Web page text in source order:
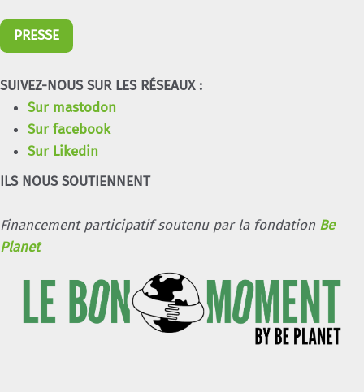
PRESSE
SUIVEZ-NOUS SUR LES RÉSEAUX :
Sur mastodon
Sur facebook
Sur Likedin
ILS NOUS SOUTIENNENT
Financement participatif soutenu par la fondation Be
Planet